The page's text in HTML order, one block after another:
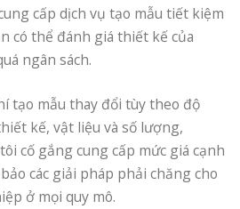
cấp dịch vụ tạo mẫu tiết kiệm
có thể đánh giá thiết kế của
ngân sách.
tạo mẫu thay đổi tùy theo độ
kế, vật liệu và số lượng,
cố gắng cung cấp mức giá cạnh
các giải pháp phải chăng cho
ở mọi quy mô.